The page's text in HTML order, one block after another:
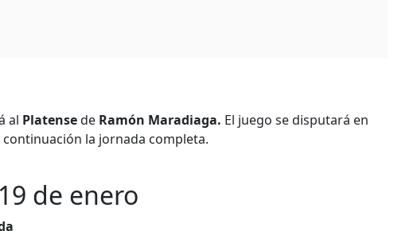
al Platensede Ramón Maradiaga. El juego se disputará en
continuación la jornada completa.
de enero